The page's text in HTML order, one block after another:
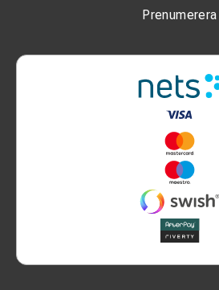
Prenumerera